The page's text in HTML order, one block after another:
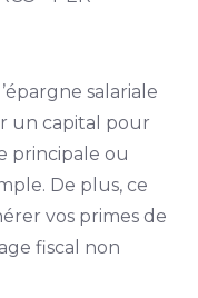
salariale
un capital pour
principale ou
De plus, ce
vos primes de
fiscal non